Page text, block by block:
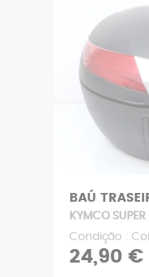
BAÚ
KYMCO
Condição :
24,90 €